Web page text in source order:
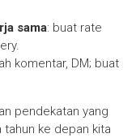
sama: buat rate
komentar, DM; buat
pendekatan yang
tahun ke depan kita